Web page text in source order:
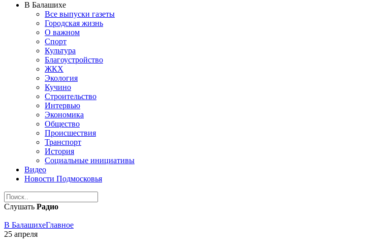
В Балашихе
Все выпуски газеты
Городская жизнь
О важном
Спорт
Культура
Благоустройство
ЖКХ
Экология
Кучино
Строительство
Интервью
Экономика
Общество
Происшествия
Транспорт
История
Социальные инициативы
Видео
Новости Подмосковья
Слушать Радио
В БалашихеГлавное
25 апреля